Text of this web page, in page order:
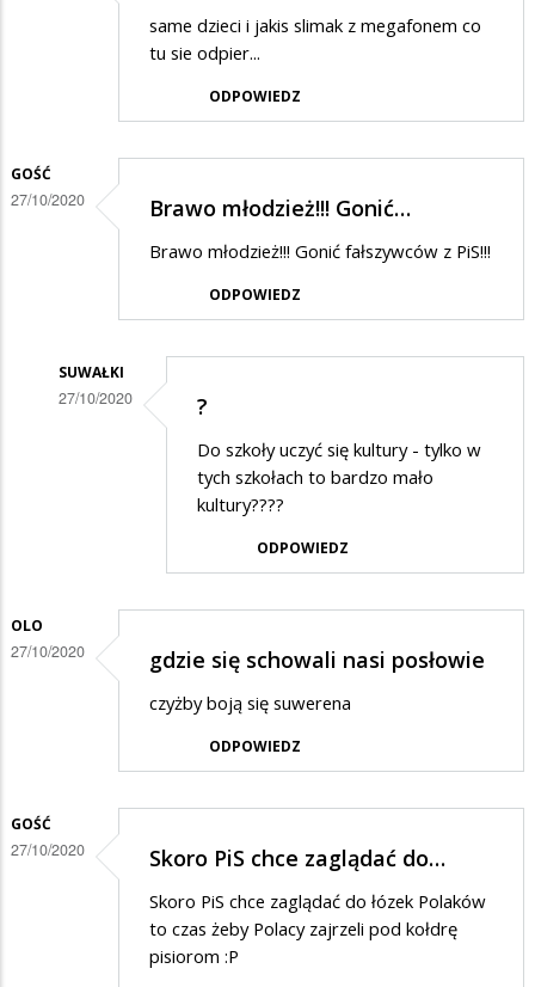
same dzieci i jakis slimak z megafonem co
tu sie odpier...
ODPOWIEDZ
GOŚĆ
27/10/2020 Brawo młodzież!!! Gonić…
Brawo młodzież!!! Gonić fałszywców z PiS!!!
ODPOWIEDZ
SUWAŁKI
27/10/2020
odpowiedzi
Brawo
młodzież!!!
?
Do szkoły uczyć się kultury - tylko w
tych szkołach to bardzo mało
kultury????
ODPOWIEDZ
OLO
27/10/2020 gdzie się schowali nasi posłowie
czyżby boją się suwerena
ODPOWIEDZ
GOŚĆ
27/10/2020 Skoro PiS chce zaglądać do…
Skoro PiS chce zaglądać do łózek Polaków
to czas żeby Polacy zajrzeli pod kołdrę
pisiorom :P